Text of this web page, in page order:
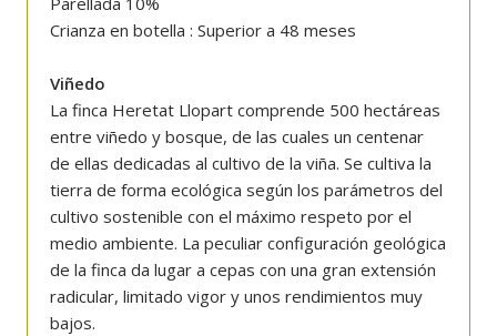
Crianza en botella : Superior a 48 meses
Viñedo
La finca Heretat Llopart comprende 500 hectáreas
entre viñedo y bosque, de las cuales un centenar
de ellas dedicadas al cultivo de la viña. Se cultiva la
tierra de forma ecológica según los parámetros del
cultivo sostenible con el máximo respeto por el
medio ambiente. La peculiar configuración geológica
de la finca da lugar a cepas con una gran extensión
radicular, limitado vigor y unos rendimientos muy
bajos.